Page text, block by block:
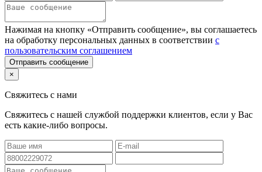
Нажимая на кнопку «Отправить сообщение», вы соглашаетесь
на обработку персональных данных в соответствии с
пользовательским соглашением
Отправить сообщение
×
Свяжитесь с нами
Свяжитесь с нашей службой поддержки клиентов, если у Вас
есть какие-либо вопросы.